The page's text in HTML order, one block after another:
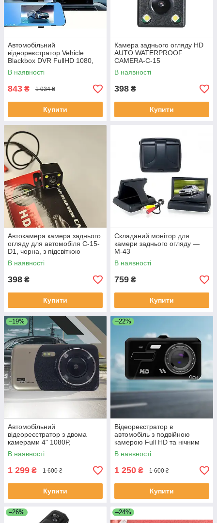
Автомобільний
відеореєстратор Vehicle
Blackbox DVR FullHD 1080,
автореєстратор з камерою
заднього виду AK-47
В наявності
843 ₴ 1 034 ₴
Купити
Камера заднього огляду HD
AUTO WATERPROOF
CAMERA-C-15
В наявності
398 ₴
Купити
Автокамера камера заднього
огляду для автомобіля C-15-
D1, чорна, з підсвіткою
В наявності
398 ₴
Купити
Складаний монітор для
камери заднього огляду —
M-43
В наявності
759 ₴
Купити
–19%
Автомобільний
відеореєстратор з двома
камерами 4" 1080Р,
автореєстратор з камерою
заднього виду -BO-5-GBlack
В наявності
1 299 ₴ 1 600 ₴
Купити
–22%
Відеореєстратор в
автомобіль з подвійною
камерою Full HD та нічним
баченням T001-B1
В наявності
1 250 ₴ 1 600 ₴
Купити
–26% –24%